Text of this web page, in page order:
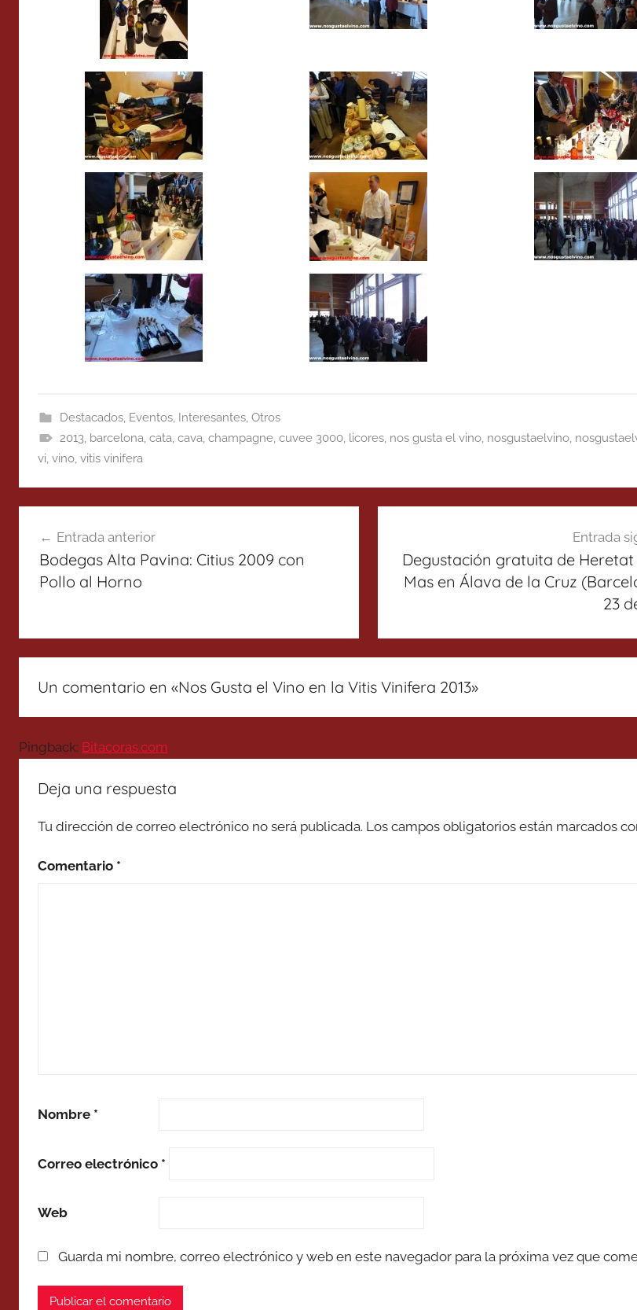
Destacados, Eventos, Interesantes, Otros
2013, barcelona cata cava champagne, cuvee 3000, licores, nos gusta el vino, nosgustaelvino,
vi vino vitis vinifera
de
entradas
Entrada anterior
Bodegas Alta Pavina: Citius 2009 con
Pollo al Horno
Entrada
Degustación gratuita de Heretat
Mas en Álava de la Cruz
23
Un comentario en «Nos Gusta el Vino en la Vitis Vinifera 2013»
Pingback: Bitacoras.com
Deja una respuesta
Tu dirección de correo electrónico no será publicada. Los campos obligatorios están marcados
Comentario *
Nombre *
Correo electrónico *
Web
Guarda mi nombre, correo electrónico y web en este navegador para la próxima vez que